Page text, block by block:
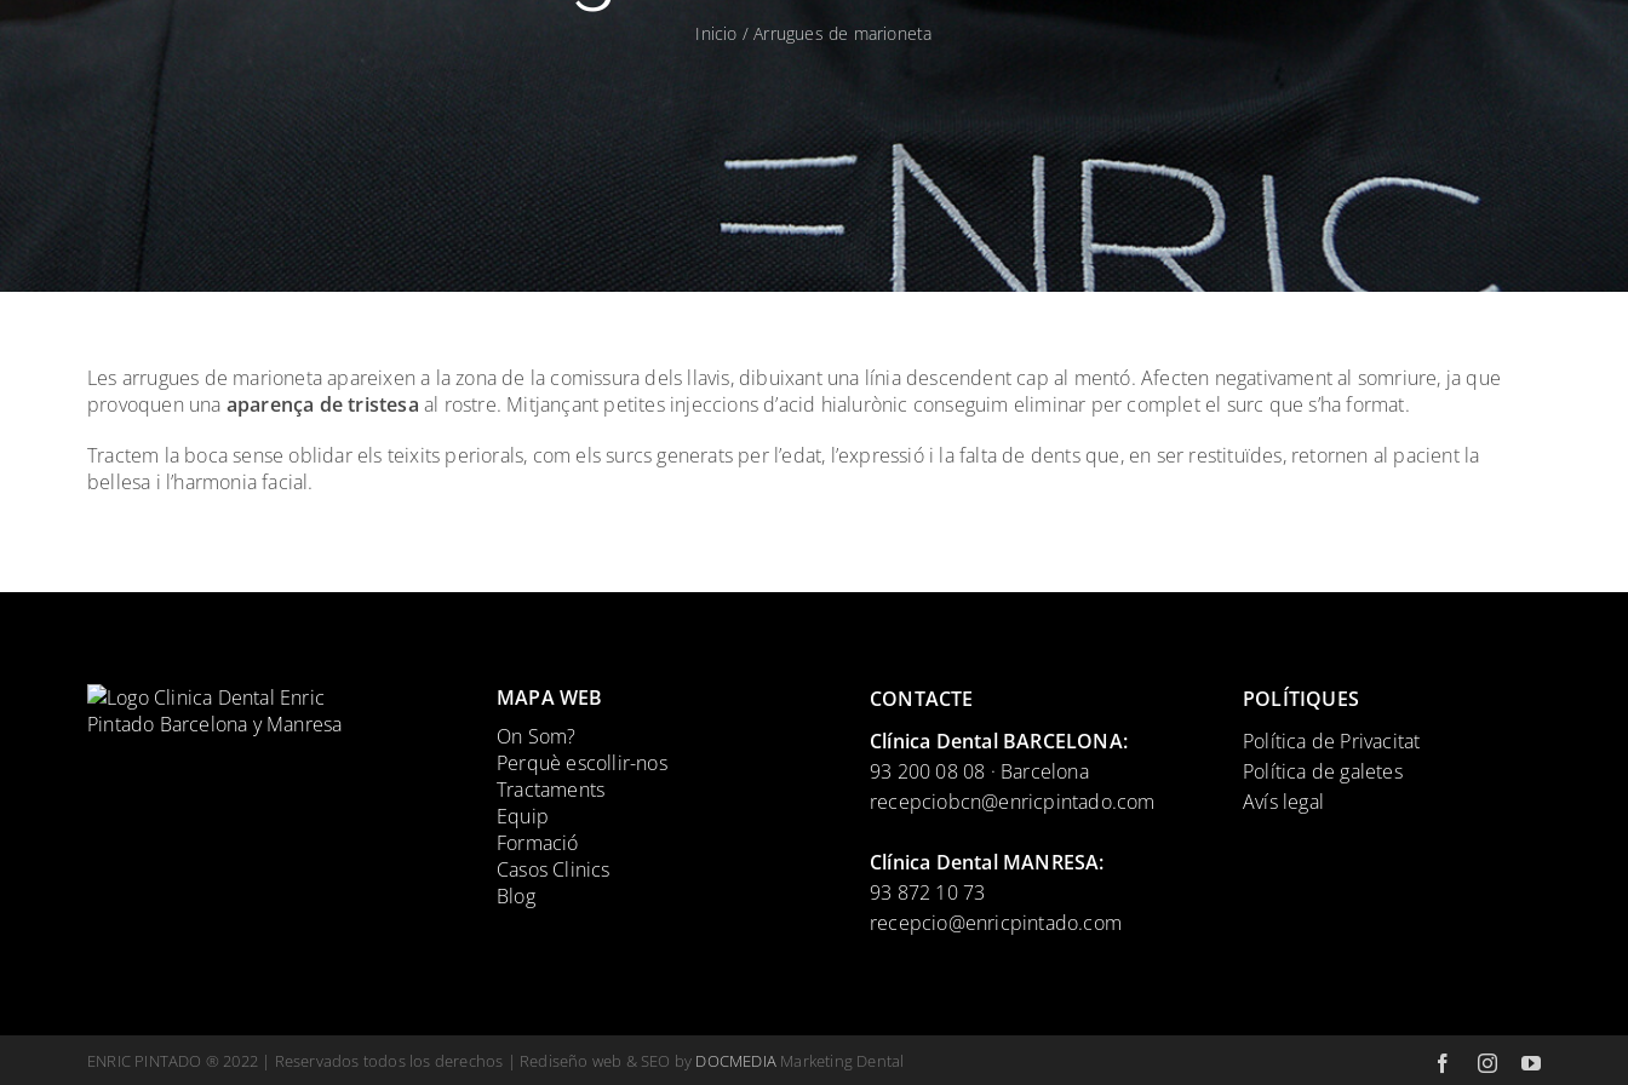
Inicio /Arrugues de marioneta
Les arrugues de marioneta apareixen a la zona de la comissura dels llavis, dibuixant una línia descendent cap al mentó. Afecten negativament al somriure, ja que
provoquen una aparença de tristesa al rostre. Mitjançant petites injeccions d’acid hialurònic conseguim eliminar per complet el surc que s’ha format.
Tractem la boca sense oblidar els teixits periorals, com els surcs generats per l’edat, l’expressió i la falta de dents que, en ser restituïdes, retornen al pacient la
bellesa i l’harmonia facial.
MAPA WEB
On Som?
Perquè escollir-nos
Tractaments
Equip
Formació
Casos Clinics
Blog
CONTACTE
Clínica Dental BARCELONA:
93 200 08 08 · Barcelona
recepciobcn@enricpintado.com
Clínica Dental MANRESA:
93 872 10 73
recepcio@enricpintado.com
POLÍTIQUES
Política de Privacitat
Política de galetes
Avís legal
ENRIC PINTADO ® 2022 | Reservados todos los derechos | Rediseño web & SEO by DOCMEDIA Marketing Dental FacebookInstagramYouTube